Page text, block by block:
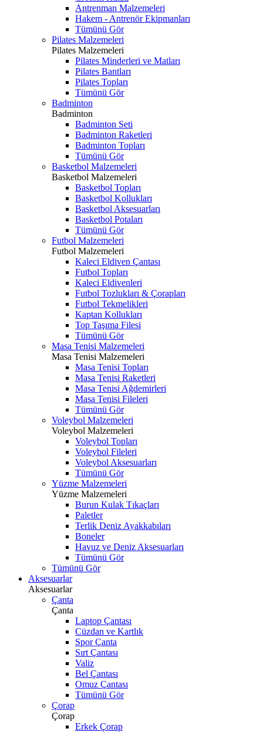
Antrenman Malzemeleri
Hakem - Antrenör Ekipmanları
Tümünü Gör
Pilates Malzemeleri
Pilates Malzemeleri
Pilates Minderleri ve Matları
Pilates Bantları
Pilates Topları
Tümünü Gör
Badminton
Badminton
Badminton Seti
Badminton Raketleri
Badminton Topları
Tümünü Gör
Basketbol Malzemeleri
Basketbol Malzemeleri
Basketbol Topları
Basketbol Kollukları
Basketbol Aksesuarları
Basketbol Potaları
Tümünü Gör
Futbol Malzemeleri
Futbol Malzemeleri
Kaleci Eldiven Çantası
Futbol Topları
Kaleci Eldivenleri
Futbol Tozlukları & Çorapları
Futbol Tekmelikleri
Kaptan Kollukları
Top Taşıma Filesi
Tümünü Gör
Masa Tenisi Malzemeleri
Masa Tenisi Malzemeleri
Masa Tenisi Topları
Masa Tenisi Raketleri
Masa Tenisi Ağdemirleri
Masa Tenisi Fileleri
Tümünü Gör
Voleybol Malzemeleri
Voleybol Malzemeleri
Voleybol Topları
Voleybol Fileleri
Voleybol Aksesuarları
Tümünü Gör
Yüzme Malzemeleri
Yüzme Malzemeleri
Burun Kulak Tıkaçları
Paletler
Terlik Deniz Ayakkabıları
Boneler
Havuz ve Deniz Aksesuarları
Tümünü Gör
Tümünü Gör
Aksesuarlar
Aksesuarlar
Çanta
Çanta
Laptop Çantası
Cüzdan ve Kartlık
Spor Çanta
Sırt Çantası
Valiz
Bel Çantası
Omuz Çantası
Tümünü Gör
Çorap
Çorap
Erkek Çorap